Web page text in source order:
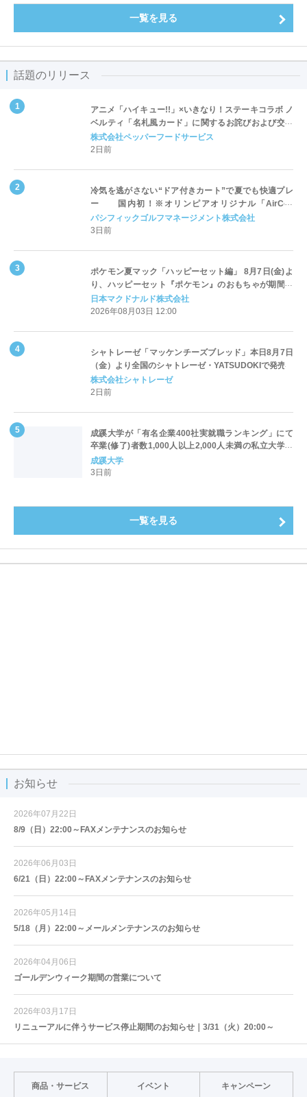
一覧を見る
話題のリリース
アニメ「ハイキュー!!」×いきなり！ステーキコラボ ノ
ベルティ「名札風カード」に関するお詫びおよび交換
対応についてのご案内
株式会社ペッパーフードサービス
2日前
冷気を逃がさない“ドア付きカート”で夏でも快適プレ
ー 国内初！※オリンピアオリジナル「AirCon
Cart（エアコンカート）」導入 | ＰＧＭ
パシフィックゴルフマネージメント株式会社
3日前
ポケモン夏マック「ハッピーセット編」 8月7日(金)よ
り、ハッピーセット『ポケモン』のおもちゃが期間限
定登場
日本マクドナルド株式会社
2026年08月03日 12:00
シャトレーゼ「マッケンチーズブレッド」本日8月7日
（金）より全国のシャトレーゼ・YATSUDOKIで発売
株式会社シャトレーゼ
2日前
成蹊大学が「有名企業400社実就職ランキング」にて
卒業(修了)者数1,000人以上2,000人未満の私立大学で
全国第1位を獲得！～実就職率は26.5%（前年比＋
4.3pt）に伸長、東京の私立大学でも10位にランクイン
成蹊大学
3日前
一覧を見る
お知らせ
2026年07月22日
8/9（日）22:00～FAXメンテナンスのお知らせ
2026年06月03日
6/21（日）22:00～FAXメンテナンスのお知らせ
2026年05月14日
5/18（月）22:00～メールメンテナンスのお知らせ
2026年04月06日
ゴールデンウィーク期間の営業について
2026年03月17日
リニューアルに伴うサービス停止期間のお知らせ｜3/31（火）20:00～
商品・サービス イベント キャンペーン